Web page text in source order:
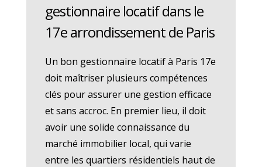
gestionnaire locatif dans le
17e arrondissement de Paris
Un bon gestionnaire locatif à Paris 17e
doit maîtriser plusieurs compétences
clés pour assurer une gestion efficace
et sans accroc. En premier lieu, il doit
avoir une solide connaissance du
marché immobilier local, qui varie
entre les quartiers résidentiels haut de